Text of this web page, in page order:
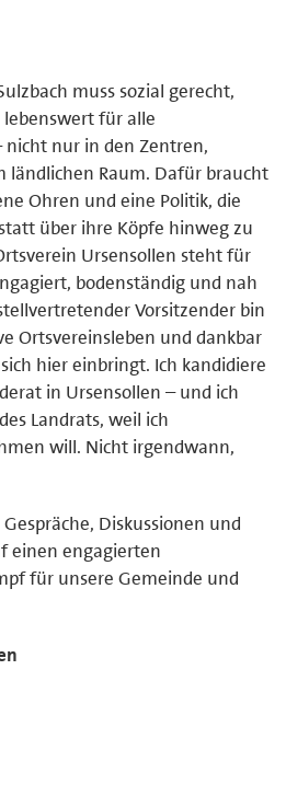
muss sozial gerecht,
für alle
nur in den Zentren,
ländlichen Raum. Dafür braucht
Ohren und eine Politik, die
über ihre Köpfe hinweg zu
Ursensollen steht für
bodenständig und nah
Vorsitzender bin
Ortsvereinsleben und dankbar
hier einbringt. Ich kandidiere
in Ursensollen – und ich
Landrats, weil ich
will. Nicht irgendwann,
Diskussionen und
einen engagierten
für unsere Gemeinde und